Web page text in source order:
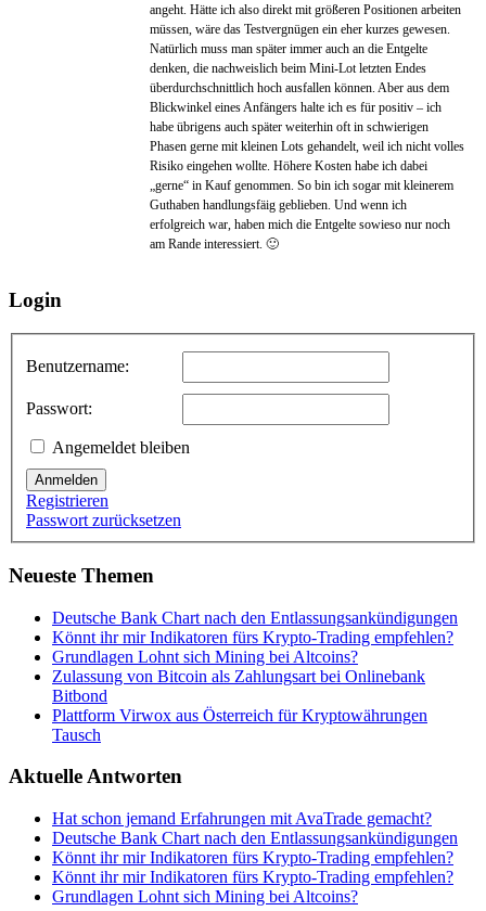
angeht. Hätte ich also direkt mit größeren Positionen arbeiten
müssen, wäre das Testvergnügen ein eher kurzes gewesen.
Natürlich muss man später immer auch an die Entgelte
denken, die nachweislich beim Mini-Lot letzten Endes
überdurchschnittlich hoch ausfallen können. Aber aus dem
Blickwinkel eines Anfängers halte ich es für positiv – ich
habe übrigens auch später weiterhin oft in schwierigen
Phasen gerne mit kleinen Lots gehandelt, weil ich nicht volles
Risiko eingehen wollte. Höhere Kosten habe ich dabei
„gerne“ in Kauf genommen. So bin ich sogar mit kleinerem
Guthaben handlungsfäig geblieben. Und wenn ich
erfolgreich war, haben mich die Entgelte sowieso nur noch
am Rande interessiert. 🙂
Login
Benutzername:
Passwort:
Angemeldet bleiben
Anmelden
Registrieren
Passwort zurücksetzen
Neueste Themen
Deutsche Bank Chart nach den Entlassungsankündigungen
Könnt ihr mir Indikatoren fürs Krypto-Trading empfehlen?
Grundlagen Lohnt sich Mining bei Altcoins?
Zulassung von Bitcoin als Zahlungsart bei Onlinebank
Bitbond
Plattform Virwox aus Österreich für Kryptowährungen
Tausch
Aktuelle Antworten
Hat schon jemand Erfahrungen mit AvaTrade gemacht?
Deutsche Bank Chart nach den Entlassungsankündigungen
Könnt ihr mir Indikatoren fürs Krypto-Trading empfehlen?
Könnt ihr mir Indikatoren fürs Krypto-Trading empfehlen?
Grundlagen Lohnt sich Mining bei Altcoins?